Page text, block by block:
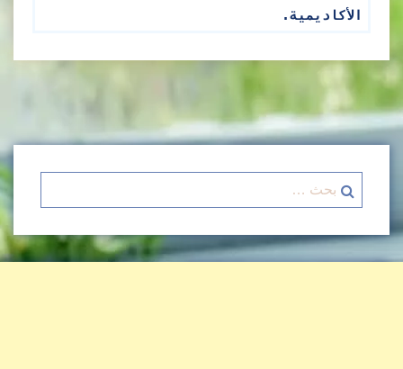
الأكاديمية.
البحث